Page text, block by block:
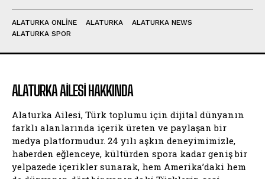
ALATURKA ONLINE ALATURKA
ALATURKA NEWS
ALATURKA SPOR
ALATURKA AILESI HAKKINDA
Alaturka Ailesi, Türk toplumu için dijital dünyanın
farklı alanlarında içerik üreten ve paylaşan bir
medya platformudur. 24 yılı aşkın deneyimimizle,
haberden eğlenceye, kültürden spora kadar geniş bir
yelpazede içerikler sunarak, hem Amerika’daki hem